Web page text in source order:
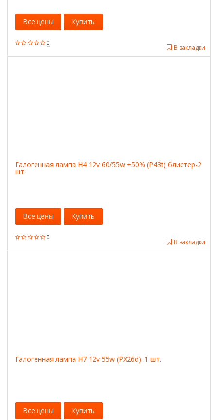
0
В закладки
Все цены Купить
Галогенная лампа H4 12v 60/55w +50% (P43t) блистер-2
шт.
0
В закладки
Все цены Купить
Галогенная лампа H7 12v 55w (PX26d) .1 шт.
Все цены Купить